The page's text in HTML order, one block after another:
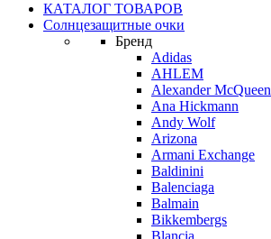
КАТАЛОГ ТОВАРОВ
Солнцезащитные очки
Бренд
Adidas
AHLEM
Alexander McQueen
Ana Hickmann
Andy Wolf
Arizona
Armani Exchange
Baldinini
Balenciaga
Balmain
Bikkembergs
Blancia